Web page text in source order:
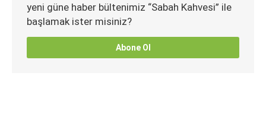
yeni güne haber bültenimiz “Sabah Kahvesi” ile
başlamak ister misiniz?
Abone Ol